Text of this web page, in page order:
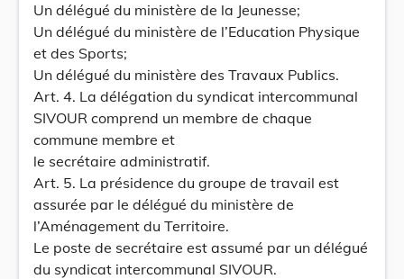
Un délégué du ministère de la Jeunesse;
Un délégué du ministère de l’Education Physique
et des Sports;
Un délégué du ministère des Travaux Publics.
Art. 4. La délégation du syndicat intercommunal
SIVOUR comprend un membre de chaque
commune membre et
le secrétaire administratif.
Art. 5. La présidence du groupe de travail est
assurée par le délégué du ministère de
l’Aménagement du Territoire.
Le poste de secrétaire est assumé par un délégué
du syndicat intercommunal SIVOUR.